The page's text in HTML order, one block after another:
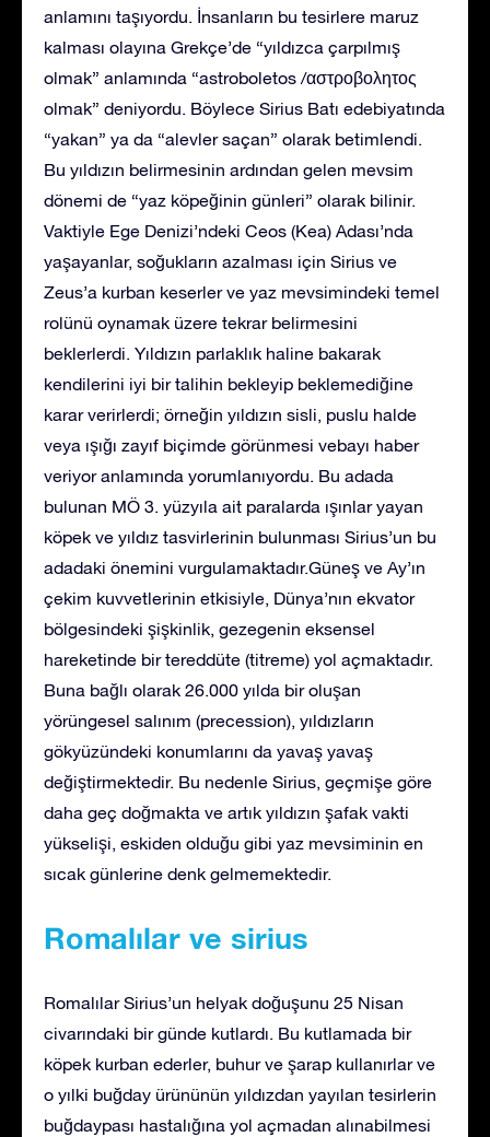
anlamını taşıyordu. İnsanların bu tesirlere maruz
kalması olayına Grekçe’de “yıldızca çarpılmış
olmak” anlamında “astroboletos /αστροβολητος
olmak” deniyordu. Böylece Sirius Batı edebiyatında
“yakan” ya da “alevler saçan” olarak betimlendi.
Bu yıldızın belirmesinin ardından gelen mevsim
dönemi de “yaz köpeğinin günleri” olarak bilinir.
Vaktiyle Ege Denizi’ndeki Ceos (Kea) Adası’nda
yaşayanlar, soğukların azalması için Sirius ve
Zeus’a kurban keserler ve yaz mevsimindeki temel
rolünü oynamak üzere tekrar belirmesini
beklerlerdi. Yıldızın parlaklık haline bakarak
kendilerini iyi bir talihin bekleyip beklemediğine
karar verirlerdi; örneğin yıldızın sisli, puslu halde
veya ışığı zayıf biçimde görünmesi vebayı haber
veriyor anlamında yorumlanıyordu. Bu adada
bulunan MÖ 3. yüzyıla ait paralarda ışınlar yayan
köpek ve yıldız tasvirlerinin bulunması Sirius’un bu
adadaki önemini vurgulamaktadır.Güneş ve Ay’ın
çekim kuvvetlerinin etkisiyle, Dünya’nın ekvator
bölgesindeki şişkinlik, gezegenin eksensel
hareketinde bir tereddüte (titreme) yol açmaktadır.
Buna bağlı olarak 26.000 yılda bir oluşan
yörüngesel salınım (precession), yıldızların
gökyüzündeki konumlarını da yavaş yavaş
değiştirmektedir. Bu nedenle Sirius, geçmişe göre
daha geç doğmakta ve artık yıldızın şafak vakti
yükselişi, eskiden olduğu gibi yaz mevsiminin en
sıcak günlerine denk gelmemektedir.
Romalılar ve sirius
Romalılar Sirius’un helyak doğuşunu 25 Nisan
civarındaki bir günde kutlardı. Bu kutlamada bir
köpek kurban ederler, buhur ve şarap kullanırlar ve
o yılki buğday ürününün yıldızdan yayılan tesirlerin
buğdaypası hastalığına yol açmadan alınabilmesi